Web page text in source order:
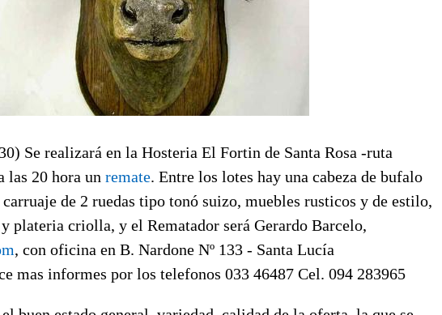
Se realizará en la Hosteria El Fortin de Santa Rosa -ruta
las 20 hora un remate. Entre los lotes hay una cabeza de bufalo
de 2 ruedas tipo tonó suizo, muebles rusticos y de estilo,
plateria criolla, y el Rematador será Gerardo Barcelo,
, con oficina en B. Nardone Nº 133 - Santa Lucía
mas informes por los telefonos 033 46487 Cel. 094 283965